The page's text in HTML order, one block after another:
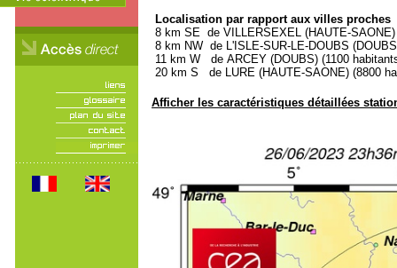
Localisation par rapport aux villes proches
8 km SE de VILLERSEXEL (HAUTE-
8 km NW de L'ISLE-SUR-LE-DOUBS
11 km W de ARCEY (DOUBS) (1100
20 km S de LURE (HAUTE-SAONE) (8800
Afficher les caractéristiques détaillées